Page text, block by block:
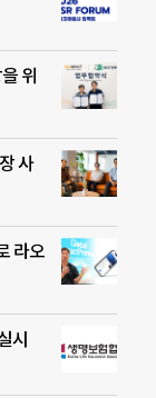
위
사
라오
시